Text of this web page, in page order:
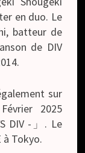
en duo. Le
batteur de
de DIV
sur
2025
DIV -」. Le
à Tokyo.